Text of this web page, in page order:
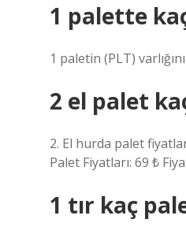
1 palette
1 paletin (PLT)
2 el palet
2. El hurda palet
Palet Fiyatları: 69 ₺
1 tır kaç